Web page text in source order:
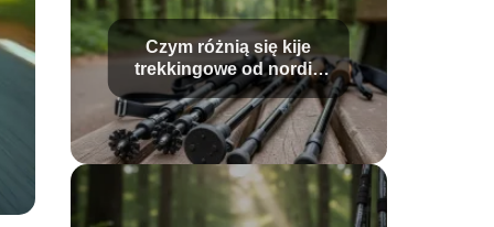
Czym różnią się kije
trekkingowe od nordic
walking?